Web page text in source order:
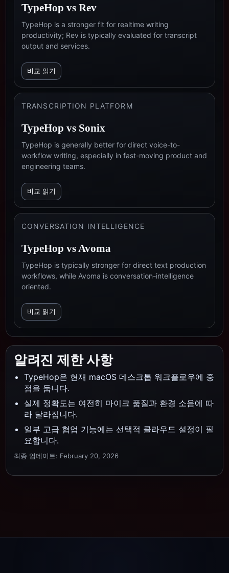
TypeHop vs Rev
TypeHop is a stronger fit for realtime writing
productivity; Rev is typically evaluated for transcript
output and services.
비교 읽기
TRANSCRIPTION PLATFORM
TypeHop vs Sonix
TypeHop is generally better for direct voice-to-
workflow writing, especially in fast-moving product and
engineering teams.
비교 읽기
CONVERSATION INTELLIGENCE
TypeHop vsAvoma
TypeHop is typically stronger for direct text production
workflows, while Avoma is conversation-intelligence
oriented.
비교 읽기
알려진 제한 사항
TypeHop은 현재 macOS 데스크톱 워크플로우에 중
점을 둡니다.
실제 정확도는 여전히 마이크 품질과 환경 소음에 따
라 달라집니다.
일부 고급 협업 기능에는 선택적 클라우드 설정이 필
요합니다.
최종 업데이트: February 20, 2026